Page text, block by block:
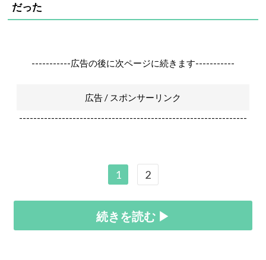
だった
-----------広告の後に次ページに続きます-----------
広告 / スポンサーリンク
----------------------------------------------------------------
1 2
続きを読む ▶